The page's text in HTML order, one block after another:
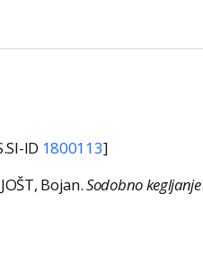
ID 1800113]
Bojan.Sodobno kegljanje